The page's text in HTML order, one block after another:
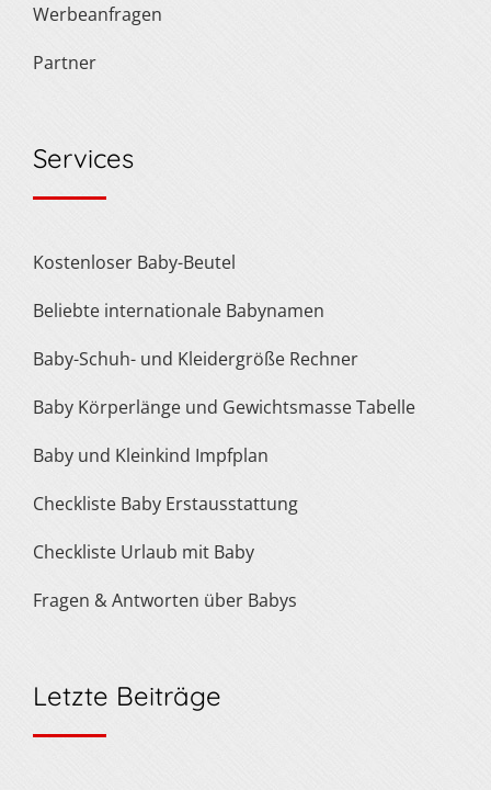
Werbeanfragen
Partner
Services
Kostenloser Baby-Beutel
Beliebte internationale Babynamen
Baby-Schuh- und Kleidergröße Rechner
Baby Körperlänge und Gewichtsmasse Tabelle
Baby und Kleinkind Impfplan
Checkliste Baby Erstausstattung
Checkliste Urlaub mit Baby
Fragen & Antworten über Babys
Letzte Beiträge